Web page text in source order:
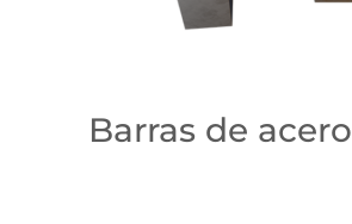
Barras de acero